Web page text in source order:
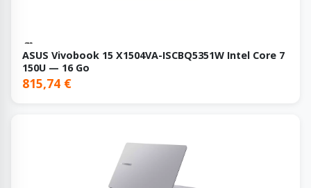
ASUS Vivobook 15 X1504VA-ISCBQ5351W Intel Core 7
150U — 16 Go
815,74 €